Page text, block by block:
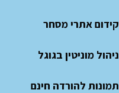
קידום אתרי מסחר
ניהול מוניטין בגוגל
תמונות להורדה חינם